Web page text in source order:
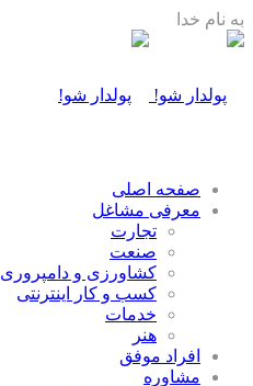
به نام خدا
صفحه اصلی
معرفی مشاغل
تجارت
صنعت
كشاورزی و دامپروری
كسب و كار اينترنتی
خدمات
هنر
افراد موفق
مشاوره